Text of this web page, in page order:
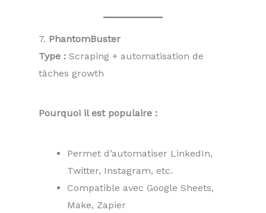
7. PhantomBuster
Type : Scraping + automatisation de
tâches growth
Pourquoi il est populaire :
Permet d’automatiser LinkedIn,
Twitter, Instagram, etc.
Compatible avec Google Sheets,
Make, Zapier